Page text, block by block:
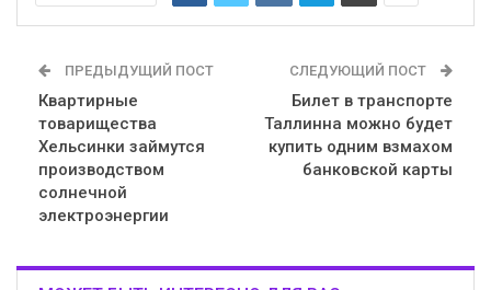
ПРЕДЫДУЩИЙ ПОСТ
Квартирные
товарищества
Хельсинки займутся
производством
солнечной
электроэнергии
СЛЕДУЮЩИЙ ПОСТ
Билет в транспорте
Таллинна можно будет
купить одним взмахом
банковской карты